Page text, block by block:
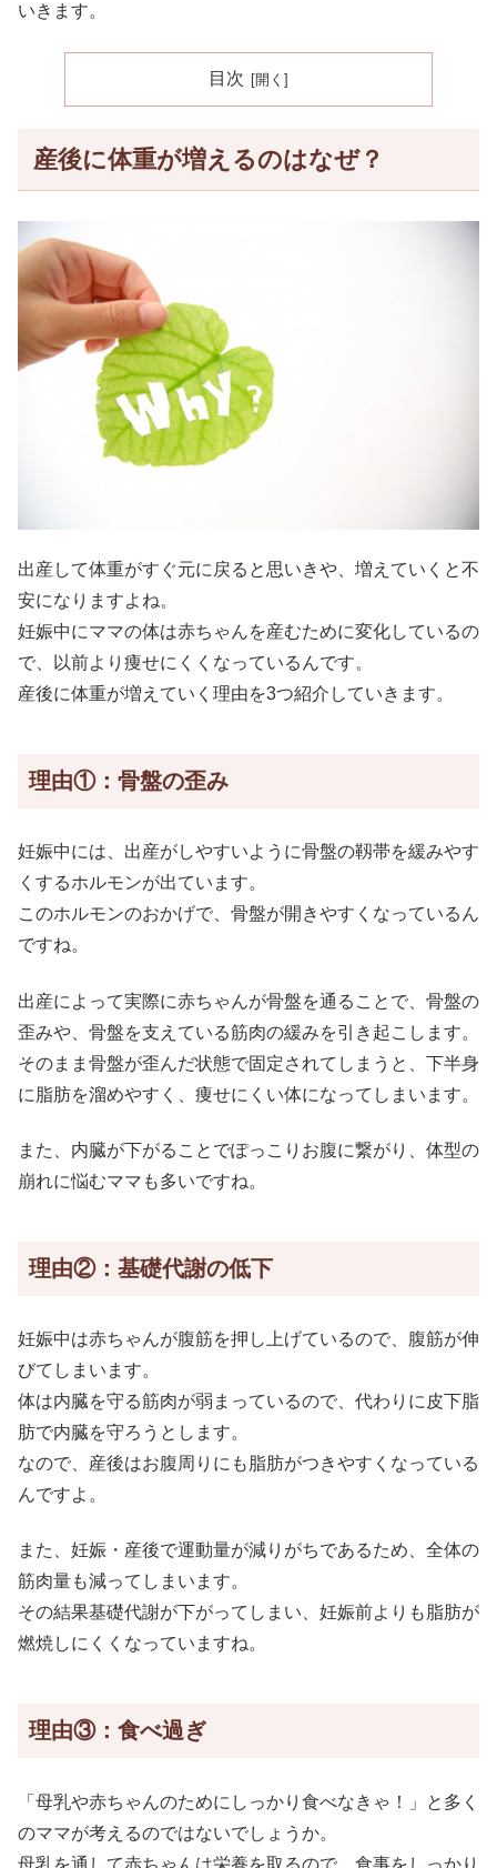
いきます。
目次
産後に体重が増えるのはなぜ？
出産して体重がすぐ元に戻ると思いきや、増えていくと不
安になりますよね。
妊娠中にママの体は赤ちゃんを産むために変化しているの
で、以前より痩せにくくなっているんです。
産後に体重が増えていく理由を3つ紹介していきます。
理由①：骨盤の歪み
妊娠中には、出産がしやすいように骨盤の靱帯を緩みやす
くするホルモンが出ています。
このホルモンのおかげで、骨盤が開きやすくなっているん
ですね。
出産によって実際に赤ちゃんが骨盤を通ることで、骨盤の
歪みや、骨盤を支えている筋肉の緩みを引き起こします。
そのまま骨盤が歪んだ状態で固定されてしまうと、下半身
に脂肪を溜めやすく、痩せにくい体になってしまいます。
また、内臓が下がることでぽっこりお腹に繋がり、体型の
崩れに悩むママも多いですね。
理由②：基礎代謝の低下
妊娠中は赤ちゃんが腹筋を押し上げているので、腹筋が伸
びてしまいます。
体は内臓を守る筋肉が弱まっているので、代わりに皮下脂
肪で内臓を守ろうとします。
なので、産後はお腹周りにも脂肪がつきやすくなっている
んですよ。
また、妊娠・産後で運動量が減りがちであるため、全体の
筋肉量も減ってしまいます。
その結果基礎代謝が下がってしまい、妊娠前よりも脂肪が
燃焼しにくくなっていますね。
理由③：食べ過ぎ
「母乳や赤ちゃんのためにしっかり食べなきゃ！」と多く
のママが考えるのではないでしょうか。
母乳を通して赤ちゃんは栄養を取るので、食事をしっかり